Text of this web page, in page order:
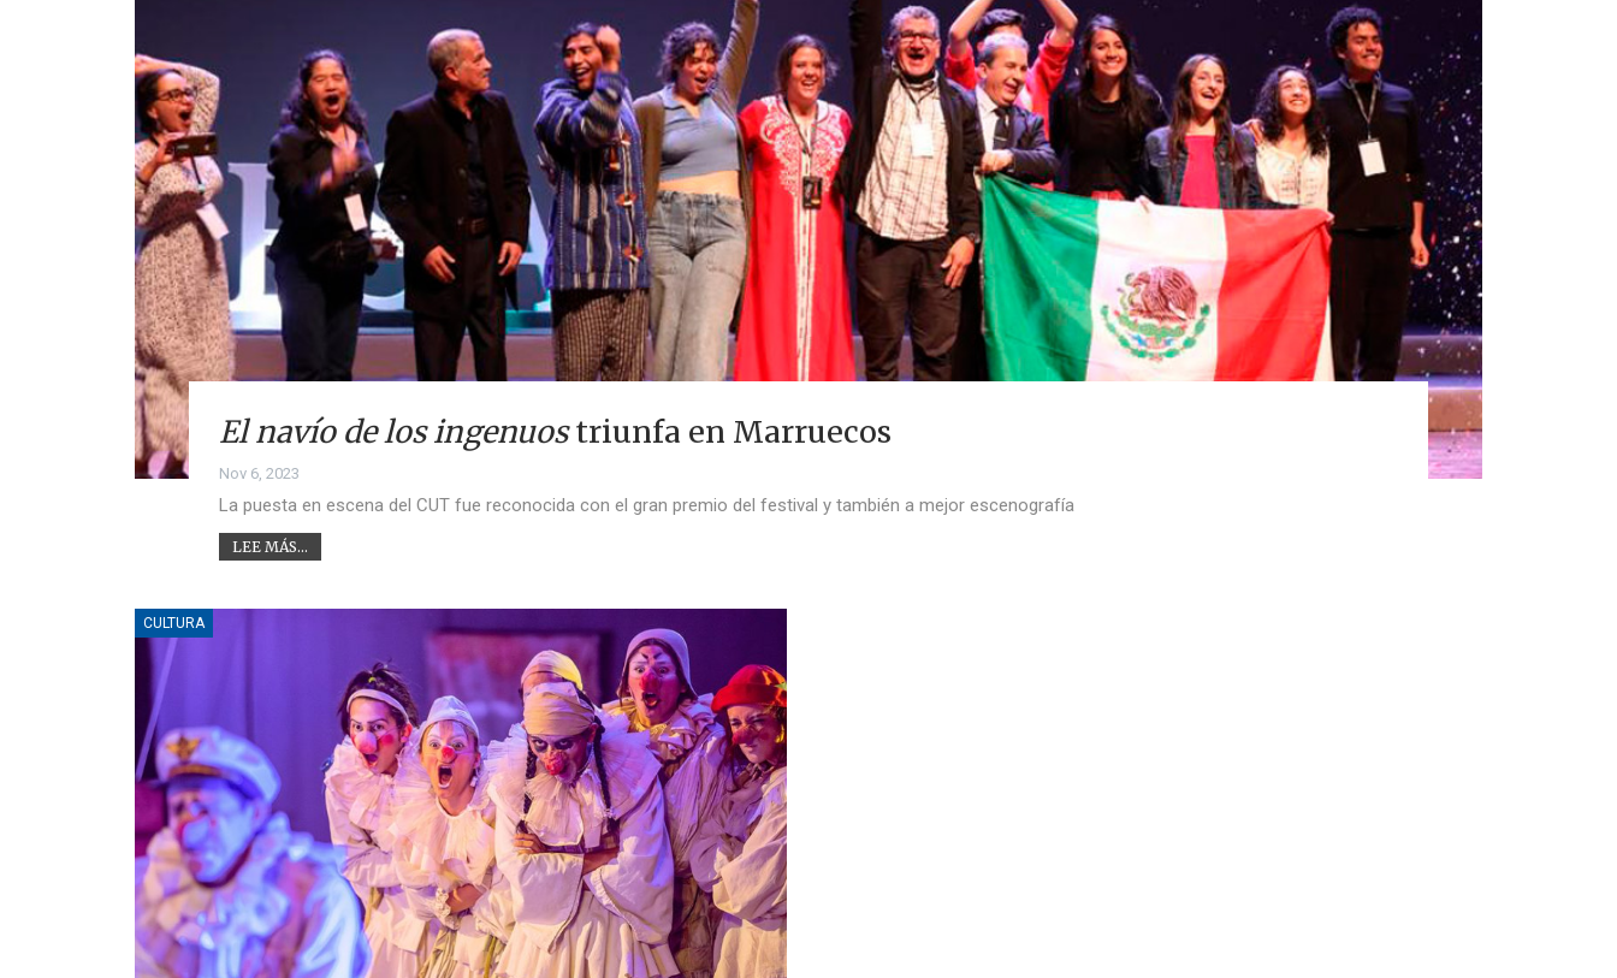
El navío de los ingenuostriunfa en Marruecos
Nov 6, 2023
La puesta en escena del CUT fue reconocida con el gran premio del festival y también a mejor escenografía
LEE MÁS...
CULTURA